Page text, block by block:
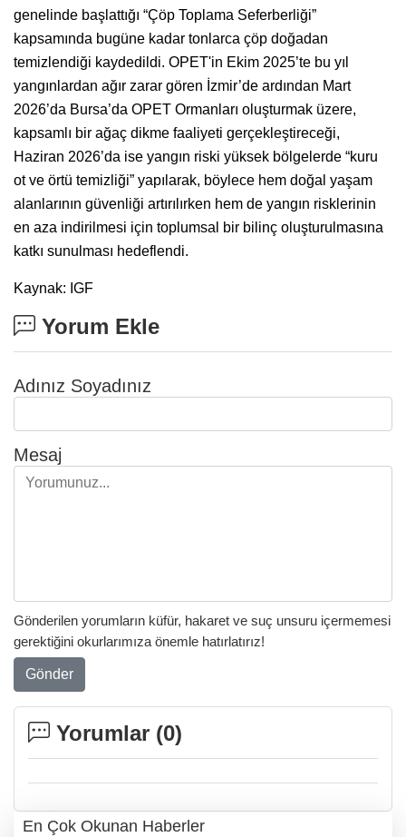
genelinde başlattığı “Çöp Toplama Seferberliği”
kapsamında bugüne kadar tonlarca çöp doğadan
temizlendiği kaydedildi. OPET'in Ekim 2025’te bu yıl
yangınlardan ağır zarar gören İzmir’de ardından Mart
2026’da Bursa’da OPET Ormanları oluşturmak üzere,
kapsamlı bir ağaç dikme faaliyeti gerçekleştireceği,
Haziran 2026’da ise yangın riski yüksek bölgelerde “kuru
ot ve örtü temizliği” yapılarak, böylece hem doğal yaşam
alanlarının güvenliği artırılırken hem de yangın risklerinin
en aza indirilmesi için toplumsal bir bilinç oluşturulmasına
katkı sunulması hedeflendi.
Kaynak: IGF
Yorum Ekle
Adınız Soyadınız
Mesaj
Gönderilen yorumların küfür, hakaret ve suç unsuru içermemesi
gerektiğini okurlarımıza önemle hatırlatırız!
Gönder
Yorumlar (0)
En Çok Okunan Haberler